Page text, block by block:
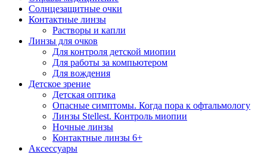
Солнцезащитные очки
Контактные линзы
Растворы и капли
Линзы для очков
Для контроля детской миопии
Для работы за компьютером
Для вождения
Детское зрение
Детская оптика
Опасные симптомы. Когда пора к офтальмологу
Линзы Stellest. Контроль миопии
Ночные линзы
Контактные линзы 6+
Аксессуары